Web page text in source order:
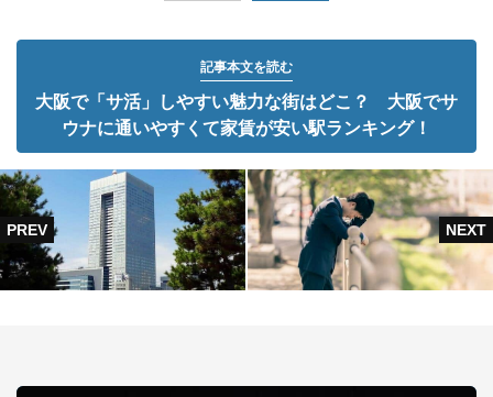
記事本文を読む
大阪で「サ活」しやすい魅力な街はどこ？ 大阪でサ
ウナに通いやすくて家賃が安い駅ランキング！